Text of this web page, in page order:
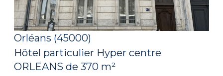
Orléans (45000)
Hôtel particulier Hyper centre
ORLEANS de 370 m²